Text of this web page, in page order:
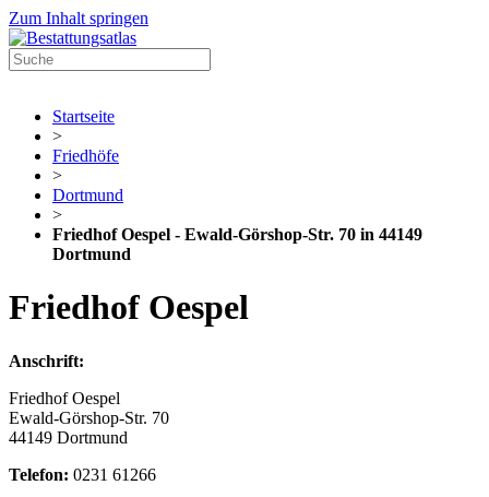
Zum Inhalt springen
Startseite
>
Friedhöfe
>
Dortmund
>
Friedhof Oespel - Ewald-Görshop-Str. 70 in 44149
Dortmund
Friedhof Oespel
Anschrift:
Friedhof Oespel
Ewald-Görshop-Str. 70
44149 Dortmund
Telefon: 0231 61266